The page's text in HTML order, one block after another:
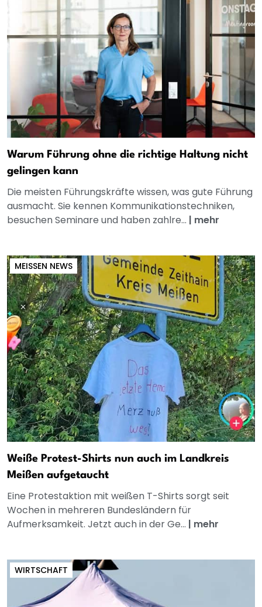
Warum Führung ohne die richtige Haltung nicht
gelingen kann
Die meisten Führungskräfte wissen, was gute Führung
ausmacht. Sie kennen Kommunikationstechniken,
besuchen Seminare und haben zahlre... | mehr
MEISSEN NEWS
Weiße Protest-Shirts nun auch im Landkreis
Meißen aufgetaucht
Eine Protestaktion mit weißen T-Shirts sorgt seit
Wochen in mehreren Bundesländern für
Aufmerksamkeit. Jetzt auch in der Ge... | mehr
WIRTSCHAFT